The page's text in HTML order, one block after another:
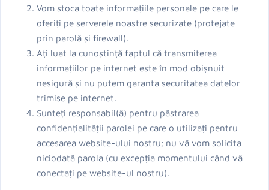
Vom stoca toate informațiile personale pe care le
oferiți pe serverele noastre securizate (protejate
prin parolă și firewall).
Ați luat la cunoștință faptul că transmiterea
informațiilor pe internet este în mod obișnuit
nesigură și nu putem garanta securitatea datelor
trimise pe internet.
Sunteți responsabil(ă) pentru păstrarea
confidențialității parolei pe care o utilizați pentru
accesarea website-ului nostru; nu vă vom solicita
niciodată parola (cu excepția momentului când vă
conectați pe website-ul nostru).